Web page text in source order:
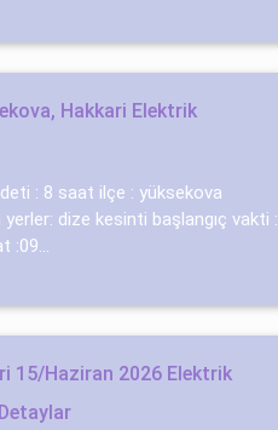
Hakkari Elektrik
: 8 saat ilçe : yüksekova
di̇ze kesinti başlangıç vakti :
15/Haziran 2026 Elektrik